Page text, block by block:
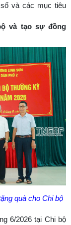
và các mục tiêu
và tạo sự đồng
quà cho Chi bộ
6/2026 tại Chi bộ